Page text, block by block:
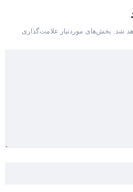
شد.
بخش‌های موردنیاز علامت‌گذاری